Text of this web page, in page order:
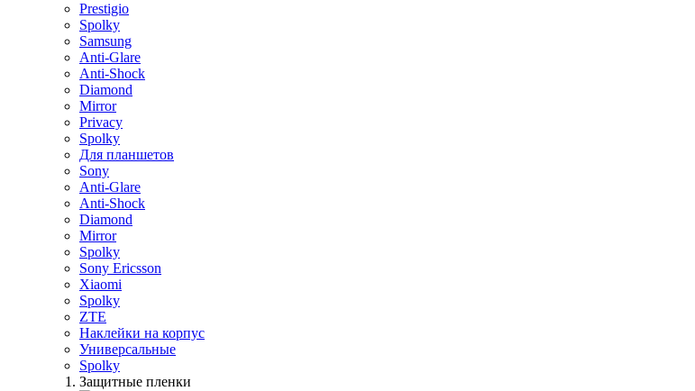
Prestigio
Spolky
Samsung
Anti-Glare
Anti-Shock
Diamond
Mirror
Privacy
Spolky
Для планшетов
Sony
Anti-Glare
Anti-Shock
Diamond
Mirror
Spolky
Sony Ericsson
Xiaomi
Spolky
ZTE
Наклейки на корпус
Универсальные
Spolky
Защитные пленки